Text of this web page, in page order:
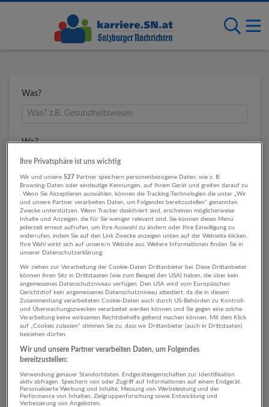
Was?
Wo?
Umkreis
1 Beratung, Consulting
Finanz- und
Versicherungsleistungen
Ihre Privatsphäre ist uns wichtig
Wir und unsere 527 Partner speichern personenbezogene Daten, wie z. B.
Browsing-Daten oder eindeutige Kennungen, auf Ihrem Gerät und greifen darauf zu
. Wenn Sie Akzeptieren auswählen, können die Tracking-Technologien die unter „Wir
und unsere Partner verarbeiten Daten, um Folgendes bereitzustellen“ genannten
Zwecke unterstützen. Wenn Tracker deaktiviert sind, erscheinen möglicherweise
Inhalte und Anzeigen, die für Sie weniger relevant sind. Sie können dieses Menü
jederzeit erneut aufrufen, um Ihre Auswahl zu ändern oder Ihre Einwilligung zu
widerrufen, indem Sie auf den Link Zwecke anzeigen unten auf der Webseite klicken.
Ihre Wahl wirkt sich auf unsere/n Website aus. Weitere Informationen finden Sie in
unserer Datenschutzerklärung.
Wir ziehen zur Verarbeitung der Cookie-Daten Drittanbieter bei. Diese Drittanbieter
können ihren Sitz in Drittstaaten (wie zum Beispiel den USA) haben, die über kein
angemessenes Datenschutzniveau verfügen. Den USA wird vom Europäischen
Gerichtshof kein angemessenes Datenschutzniveau attestiert, da die in diesem
Zusammenhang verarbeiteten Cookie-Daten auch durch US-Behörden zu Kontroll-
und Überwachungszwecken verarbeitet werden können und Sie gegen eine solche
Verarbeitung keine wirksamen Rechtsbehelfe geltend machen können. Mit dem Klick
auf „Cookies zulassen“ stimmen Sie zu, dass wir Drittanbieter (auch in Drittstaaten)
beiziehen dürfen.
Wir und unsere Partner verarbeiten Daten, um Folgendes
bereitzustellen:
Verwendung genauer Standortdaten. Endgeräteeigenschaften zur Identifikation
aktiv abfragen. Speichern von oder Zugriff auf Informationen auf einem Endgerät.
Personalisierte Werbung und Inhalte, Messung von Werbeleistung und der
Performance von Inhalten, Zielgruppenforschung sowie Entwicklung und
Verbesserung von Angeboten.